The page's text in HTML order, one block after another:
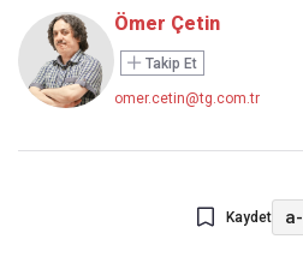
Ömer Çetin
Takip Et
omer.cetin@tg.com.tr
Kaydet a-